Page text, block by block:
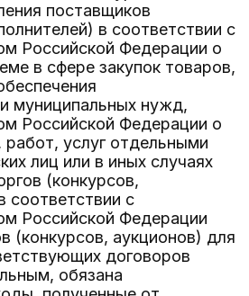
поставщиков
в соответствии с
Российской Федерации о
в сфере закупок товаров,
муниципальных нужд,
Российской Федерации о
работ, услуг отдельными
лиц или в иных случаях
(конкурсов,
соответствии с
Российской Федерации
(конкурсов, аукционов) для
договоров
обязана